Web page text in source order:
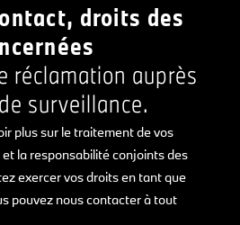
droits des
réclamation auprès
surveillance.
plus sur le traitement de vos
la responsabilité conjoints des
exercer vos droits en tant que
pouvez nous contacter à tout